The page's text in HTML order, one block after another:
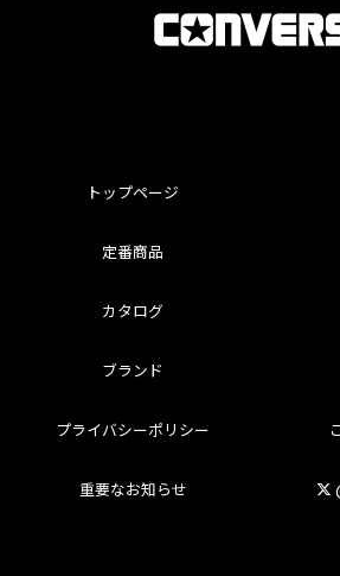
トップページ
定番商品
カタログ
ブランド
プライバシーポリシー
重要なお知らせ